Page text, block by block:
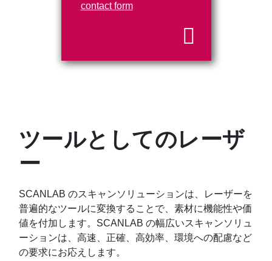
contact form
ツールとしてのレーザ
ー
SCANLAB のスキャンソリューションは、レーザーを
普遍的なツールに変換することで、素材に機能性や価
値を付加します。SCANLAB の幅広いスキャンソリュ
ーションは、高速、正確、高効率、環境への配慮など
の要求にお応えします。